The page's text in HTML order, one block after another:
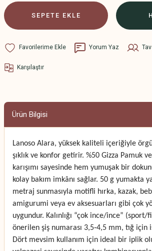
SEPETE EKLE
Yorum Yaz
Karşılaştır
Ürün Bilgisi
Lanoso Alara, yüksek kaliteli içeriğiyle
şıklık ve konfor getirir. %50 Gizza Pamuk
karışımı sayesinde hem yumuşak bir
kolay bakım imkânı sağlar. 50 g yumakta
metraj sunmasıyla motifli hırka, kazak,
amigurumi veya ev aksesuarları gibi çok
uygundur. Kalınlığı “çok ince/ince”
önerilen şiş numarası 3,5‑4,5 mm, tığ için
Dört mevsim kullanım için ideal bir iplik